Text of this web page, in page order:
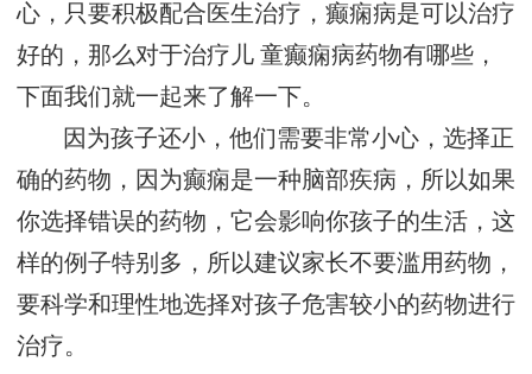
心，只要积极配合医生治疗，癫痫病是可以治疗
好的，那么对于治疗儿 童癫痫病药物有哪些，
下面我们就一起来了解一下。
因为孩子还小，他们需要非常小心，选择正
确的药物，因为癫痫是一种脑部疾病，所以如果
你选择错误的药物，它会影响你孩子的生活，这
样的例子特别多，所以建议家长不要滥用药物，
要科学和理性地选择对孩子危害较小的药物进行
治疗。